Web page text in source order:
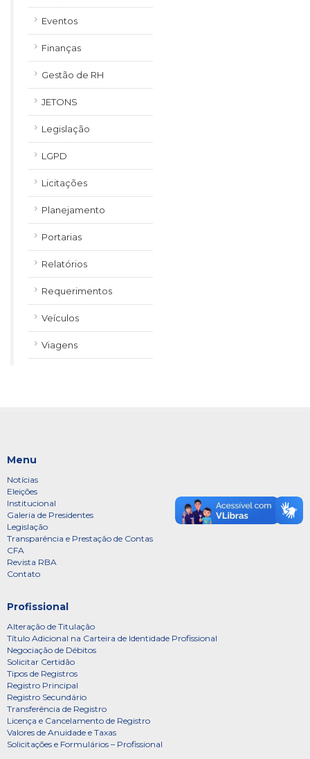
Eventos
Finanças
Gestão de RH
JETONS
Legislação
LGPD
Licitações
Planejamento
Portarias
Relatórios
Requerimentos
Veículos
Viagens
Menu
Notícias
Eleições
Institucional
Galeria de Presidentes
Legislação
Transparência e Prestação de Contas
CFA
Revista RBA
Contato
Profissional
Alteração de Titulação
Título Adicional na Carteira de Identidade Profissional
Negociação de Débitos
Solicitar Certidão
Tipos de Registros
Registro Principal
Registro Secundário
Transferência de Registro
Licença e Cancelamento de Registro
Valores de Anuidade e Taxas
Solicitações e Formulários – Profissional